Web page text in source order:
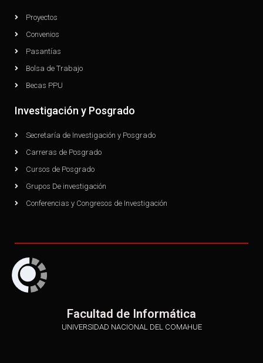
Proyectos
Convenios
Pasantías
Bolsa de Trabajo
Becas PPU
Investigación y Posgrado
Secretaría de Investigación y Posgrado
Carreras de Posgrado
Cursos de Posgrado
Grupos De investigación
Conferencias y Congresos de Investigación
Facultad de Informática
UNIVERSIDAD NACIONAL DEL COMAHUE